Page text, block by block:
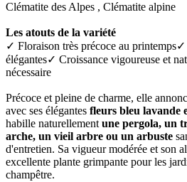
Clématite des Alpes , Clématite alpine
Les atouts de la variété
✓ Floraison très précoce au
élégantes✓ Croissance vigoureuse et
nécessaire
Précoce et pleine de charme, elle
avec ses élégantes fleurs bleu lavande
habille naturellement une pergola, un
arche, un vieil arbre ou un arbuste
d'entretien. Sa vigueur modérée et son
excellente plante grimpante pour les
champêtre.